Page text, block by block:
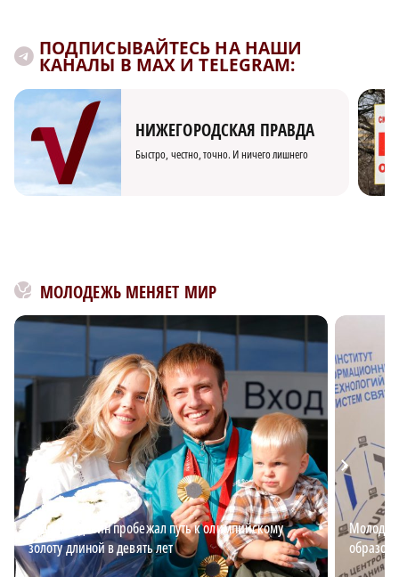
ПОДПИСЫВАЙТЕСЬ НА НАШИ
КАНАЛЫ В MAX И TELEGRAM:
НИЖЕГОРОДСКАЯ ПРАВДА
Быстро, честно, точно. И ничего лишнего
МОЛОДЕЖЬ МЕНЯЕТ МИР
Андрей Вдовин пробежал путь к олимпийскому
золоту длиной в девять лет